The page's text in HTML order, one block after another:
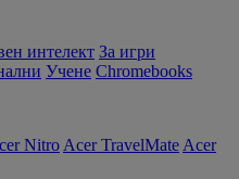
интелект За игри
Учене Chromebooks
Nitro Acer TravelMate Acer